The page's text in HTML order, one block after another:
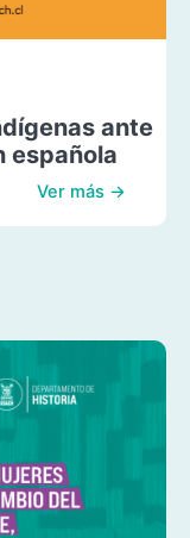
ante
española
Ver más →